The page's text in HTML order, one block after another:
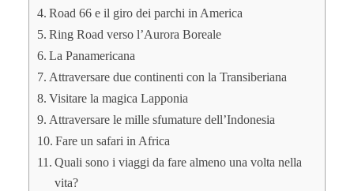
Road 66 e il giro dei parchi in America
Ring Road verso l’Aurora Boreale
La Panamericana
Attraversare due continenti con la Transiberiana
Visitare la magica Lapponia
Attraversare le mille sfumature dell’Indonesia
Fare un safari in Africa
Quali sono i viaggi da fare almeno una volta nella
vita?